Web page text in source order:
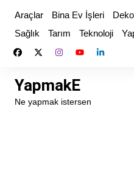
content
Araçlar Bina Ev İşleri
Sağlık
Tarım Teknoloji
YapmakE
Ne yapmak istersen